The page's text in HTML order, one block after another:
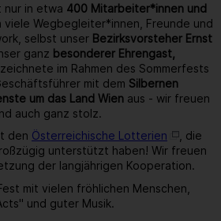
in etwa 400 Mitarbeiter*innen und
viele Wegbegleiter*innen, Freunde und
selbst unser Bezirksvorsteher Ernst
ganz besonderer Ehrengast,
, zeichnete im Rahmen des Sommerfests
mit dem Silbernen
um das Land Wien aus - wir freuen
auch ganz stolz.
den Österreichische Lotterien
, die
unterstützt haben! Wir freuen
der langjährigen Kooperation.
mit vielen fröhlichen Menschen,
und guter Musik.